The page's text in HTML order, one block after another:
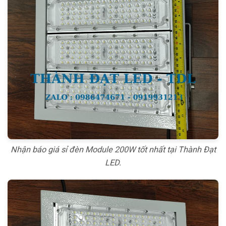
Nhận báo giá sỉ đèn Module 200W tốt nhất tại Thành Đạt
LED.